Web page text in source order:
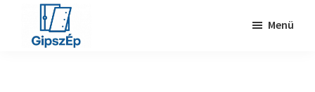
lábléchez
Menü